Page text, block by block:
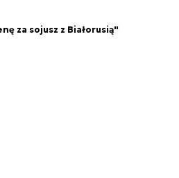
za sojusz z Białorusią"